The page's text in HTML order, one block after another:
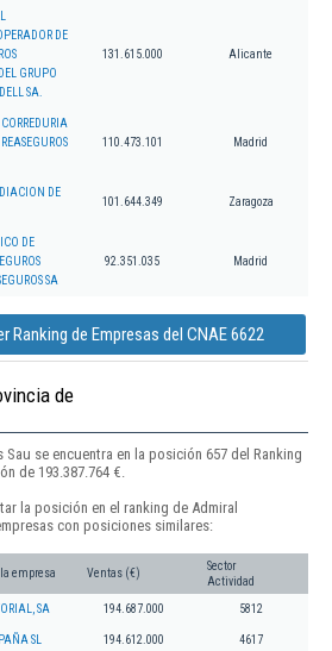
DE
GRUPO
SA.
131.615.000 Alicante
110.473.101 Madrid
DE
101.644.349 Zaragoza
DE
SA
92.351.035 Madrid
Ranking de Empresas del CNAE 6622
de
Sau se encuentra en la posición 657 del Ranking
de 193.387.764 €.
la posición en el ranking de Admiral
con posiciones similares:
empresa Ventas (€)
Sector
Actividad
SA 194.687.000 5812
SL 194.612.000 4617